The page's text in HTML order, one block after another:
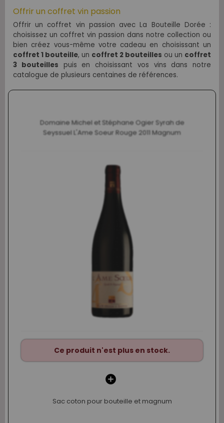
Offrir un coffret vin passion
Offrir un coffret vin passion avec La Bouteille Dorée :
choisissez un coffret vin passion dans notre collection ou
bien créez vous-même votre cadeau en choisissant un
coffret 1 bouteille, un coffret 2 bouteilles ou un coffret
3 bouteilles puis en choisissant vos vins dans notre
catalogue de plusieurs centaines de références.
Domaine Michel et Stéphane Ogier Syrah de
Seyssuel L'Ame Soeur Rouge 2011 Magnum
Ce produit n'est plus en stock.
Sac coton pour bouteille et magnum